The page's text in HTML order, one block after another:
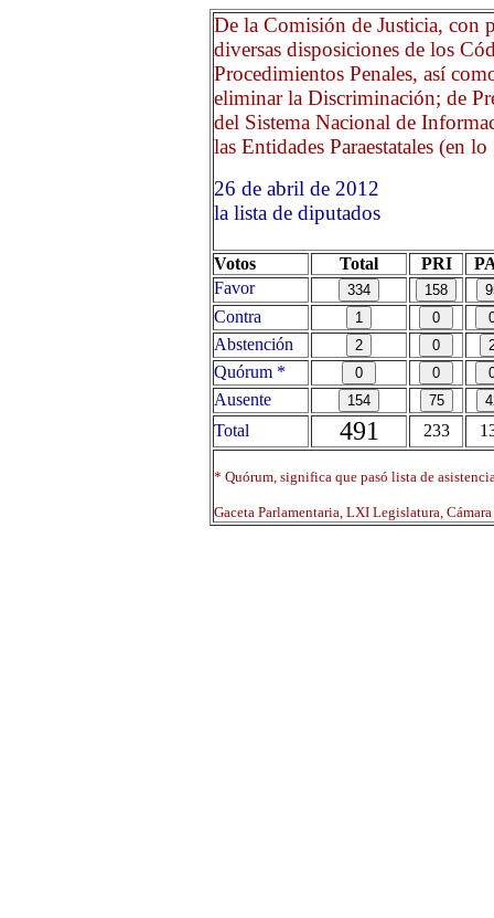
De la Comisión de Justicia, con
diversas disposiciones de los
Procedimientos Penales, así
eliminar la Discriminación; de
del Sistema Nacional de
las Entidades Paraestatales (en
26 de abril de 2012
la lista de diputados
Votos Total PRI
Favor
Contra
Abstención
Quórum *
Ausente
Total
491 233
* Quórum, significa que pasó lista de
Gaceta Parlamentaria, LXI Legislatura,